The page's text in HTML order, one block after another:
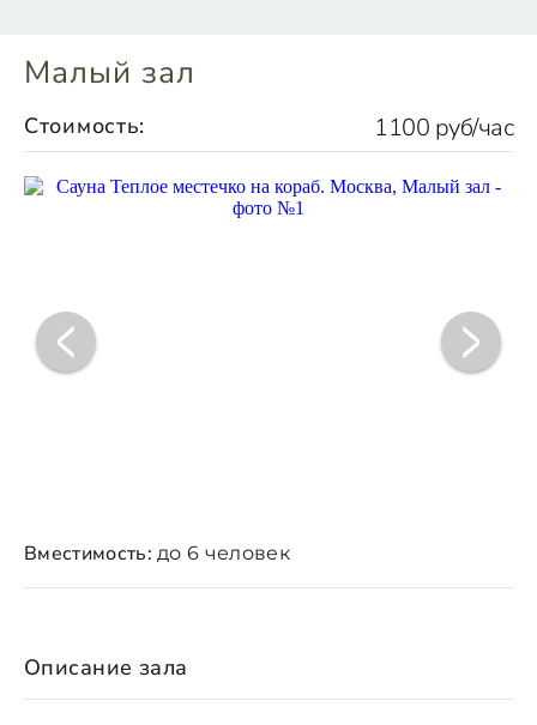
Малый зал
Стоимость: 1100 руб/час
Вместимость: до 6 человек
Описание зала